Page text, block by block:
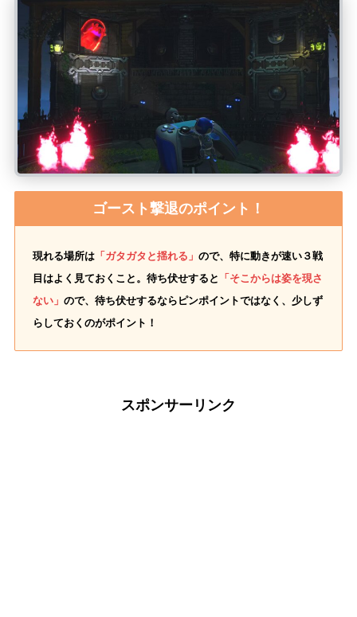
ゴースト撃退のポイント！
現れる場所は 「ガタガタと揺れる」ので、特に動きが速い３戦
目はよく見ておくこと。待ち伏せすると 「そこからは姿を現さ
ない」ので、待ち伏せするならピンポイントではなく、少しず
らしておくのがポイント！
スポンサーリンク